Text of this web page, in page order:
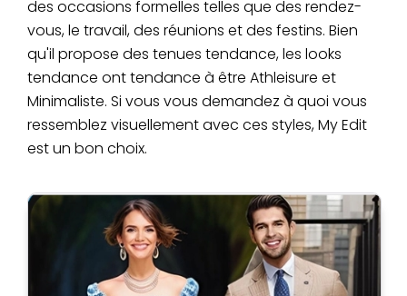
des occasions formelles telles que des rendez-
vous, le travail, des réunions et des festins. Bien
qu'il propose des tenues tendance, les looks
tendance ont tendance à être Athleisure et
Minimaliste. Si vous vous demandez à quoi vous
ressemblez visuellement avec ces styles, My Edit
est un bon choix.